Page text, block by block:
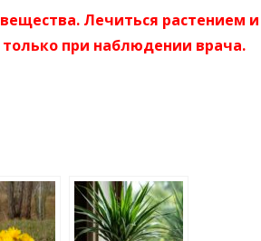
Лечиться растением и
при наблюдении врача.